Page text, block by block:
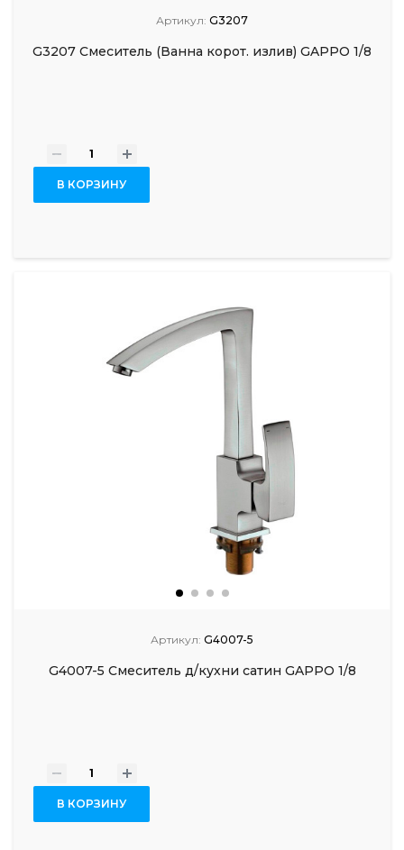
Артикул: G3207
G3207 Смеситель (Ванна корот. излив) GAPPO 1/8
- +
В КОРЗИНУ
Артикул: G4007-5
G4007-5 Смеситель д/кухни сатин GAPPO 1/8
- +
В КОРЗИНУ